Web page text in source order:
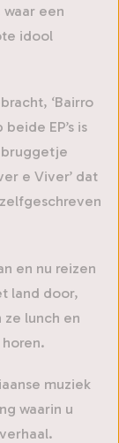
een
idool
‘Bairro
beide EP’s is
e Viver’ dat
en nu reizen
land door,
lunch en
muziek
waarin u